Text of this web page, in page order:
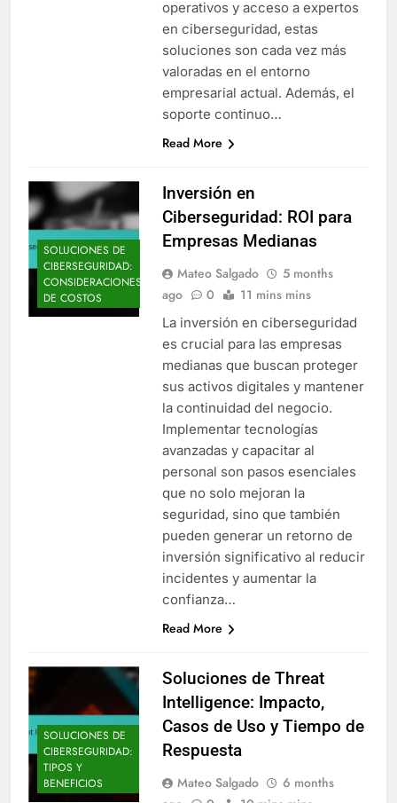
operativos y acceso a expertos
en ciberseguridad, estas
soluciones son cada vez más
valoradas en el entorno
empresarial actual. Además, el
soporte continuo…
Read More
SOLUCIONES DE
CIBERSEGURIDAD:
CONSIDERACIONES
DE COSTOS
Inversión en
Ciberseguridad: ROI para
Empresas Medianas
Mateo Salgado
5 months
ago
0 11 mins mins
La inversión en ciberseguridad
es crucial para las empresas
medianas que buscan proteger
sus activos digitales y mantener
la continuidad del negocio.
Implementar tecnologías
avanzadas y capacitar al
personal son pasos esenciales
que no solo mejoran la
seguridad, sino que también
pueden generar un retorno de
inversión significativo al reducir
incidentes y aumentar la
confianza…
Read More
SOLUCIONES DE
CIBERSEGURIDAD:
TIPOS Y
BENEFICIOS
Soluciones de Threat
Intelligence: Impacto,
Casos de Uso y Tiempo de
Respuesta
Mateo Salgado
6 months